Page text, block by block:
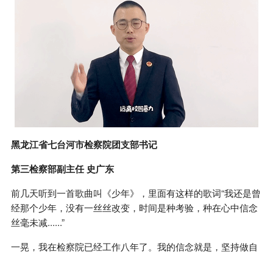
黑龙江省七台河市检察院团支部书记
第三检察部副主任 史广东
前几天听到一首歌曲叫《少年》，里面有这样的歌词“我还是曾
经那个少年，没有一丝丝改变，时间是种考验，种在心中信念
丝毫未减......”
一晃，我在检察院已经工作八年了。我的信念就是，坚持做自